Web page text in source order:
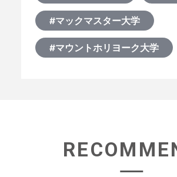
#マックマスター大学
#マウントホリヨーク大学